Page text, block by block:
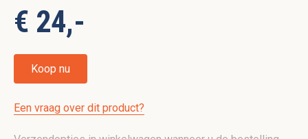
€ 24,-
Koop nu
Een vraag over dit product?